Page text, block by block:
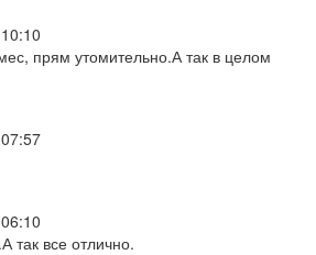
прям утомительно.А так в целом
так все отлично.